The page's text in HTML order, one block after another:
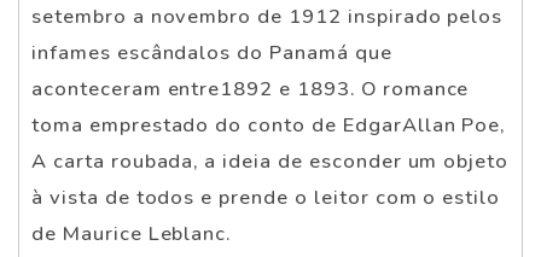
setembro a novembro de 1912 inspirado pelos
infames escândalos do Panamá que
aconteceram entre1892 e 1893. O romance
toma emprestado do conto de EdgarAllan Poe,
A carta roubada, a ideia de esconder um objeto
à vista de todos e prende o leitor com o estilo
de Maurice Leblanc.